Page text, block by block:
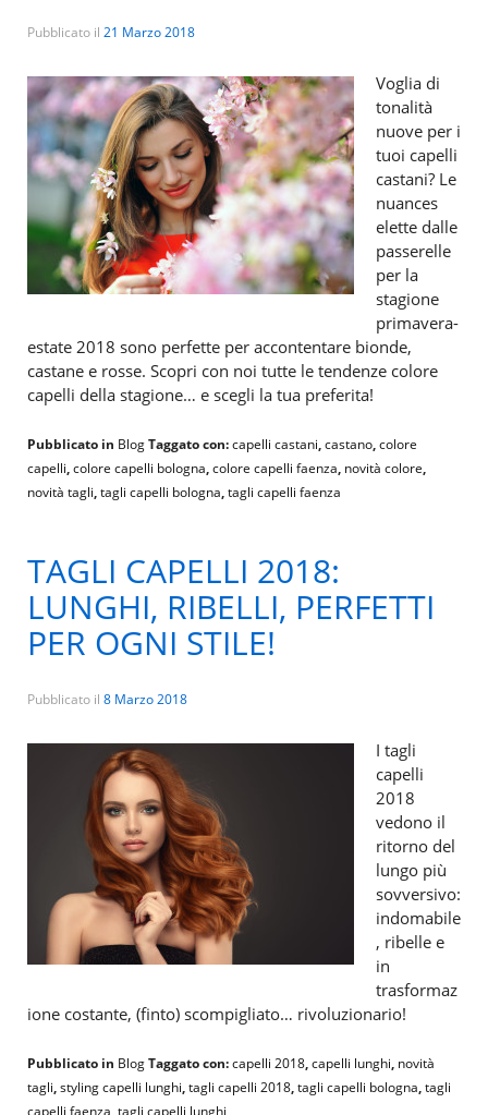
Pubblicato il 21 Marzo 2018
Voglia di
tonalità
nuove per i
tuoi capelli
castani? Le
nuances
elette dalle
passerelle
per la
stagione
primavera-
estate 2018 sono perfette per accontentare bionde,
castane e rosse. Scopri con noi tutte le tendenze colore
capelli della stagione… e scegli la tua preferita!
Pubblicato in BlogTaggato con:capelli castani,castano,colore
capelli,colore capelli bologna,colore capelli faenza, novità colore,
novità tagli,tagli capelli bologna,tagli capelli faenza
TAGLI CAPELLI 2018:
LUNGHI, RIBELLI, PERFETTI
PER OGNI STILE!
Pubblicato il 8 Marzo 2018
I tagli
capelli
2018
vedono il
ritorno del
lungo più
sovversivo:
indomabile
, ribelle e
in
trasformaz
ione costante, (finto) scompigliato… rivoluzionario!
Pubblicato in BlogTaggato con:capelli 2018,capelli lunghi, novità
tagli,styling capelli lunghi,tagli capelli 2018,tagli capelli bologna,tagli
capelli faenza tagli capelli lunghi